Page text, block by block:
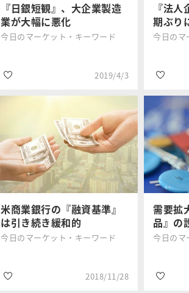
『日銀短観』、大企業製造
業が大幅に悪化
今日のマーケット・キーワード
2019/4/3
三井住友DSア
セットマネジ
メント
#日銀短観
#設備投資
#日経平均株価
『法
期ぶり
今日のマ
三井住友
セットマ
メント
米商業銀行の『融資基準』
は引き続き緩和的
今日のマーケット・キーワード
2018/11/28
需要拡
品』の
今日のマ